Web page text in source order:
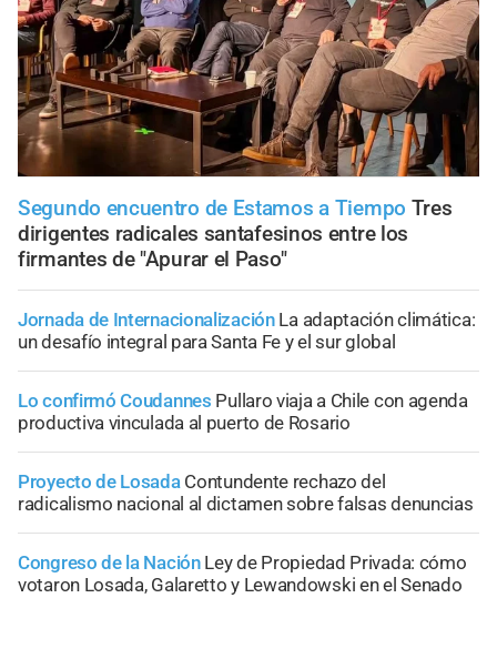
Segundo encuentro de Estamos a Tiempo Tres
dirigentes radicales santafesinos entre los
firmantes de "Apurar el Paso"
Jornada de Internacionalización La adaptación climática:
un desafío integral para Santa Fe y el sur global
Lo confirmó Coudannes Pullaro viaja a Chile con agenda
productiva vinculada al puerto de Rosario
Proyecto de Losada Contundente rechazo del
radicalismo nacional al dictamen sobre falsas denuncias
Congreso de la Nación Ley de Propiedad Privada: cómo
votaron Losada, Galaretto y Lewandowski en el Senado